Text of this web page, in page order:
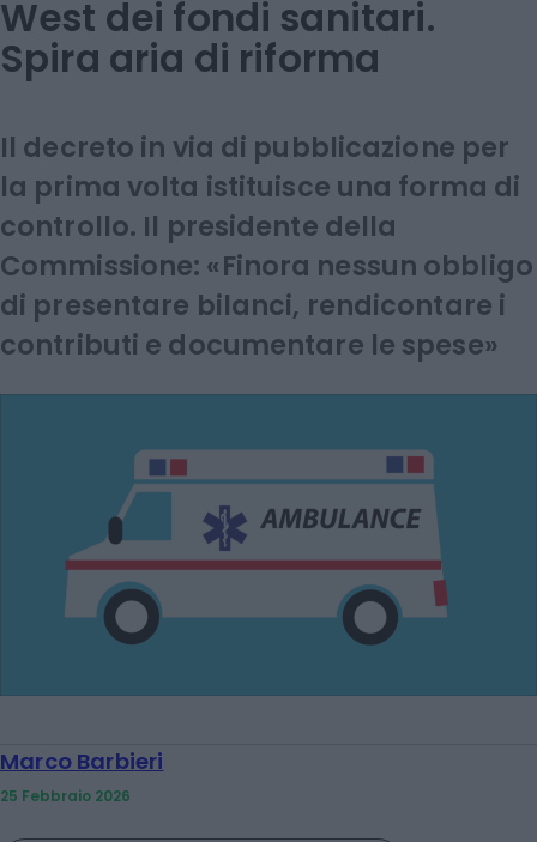
West dei fondi sanitari.
Spira aria di riforma
Il decreto in via di pubblicazione per
la prima volta istituisce una forma di
controllo. Il presidente della
Commissione: «Finora nessun obbligo
di presentare bilanci, rendicontare i
contributi e documentare le spese»
Marco Barbieri
25 Febbraio 2026